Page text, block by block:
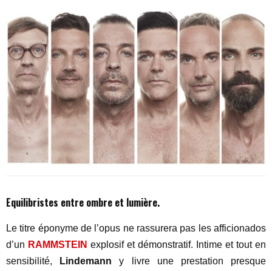
Equilibristes entre ombre et lumière.
Le titre éponyme de l’opus ne rassurera pas les afficionados
d’un RAMMSTEIN explosif et démonstratif. Intime et tout en
sensibilité,
Lindemann y livre une prestation presque